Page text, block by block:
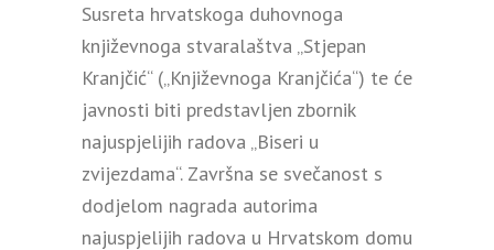
Susreta hrvatskoga duhovnoga
književnoga stvaralaštva „Stjepan
Kranjčić“ („Književnoga Kranjčića“) te će
javnosti biti predstavljen zbornik
najuspjelijih radova „Biseri u
zvijezdama“. Završna se svečanost s
dodjelom nagrada autorima
najuspjelijih radova u Hrvatskom domu